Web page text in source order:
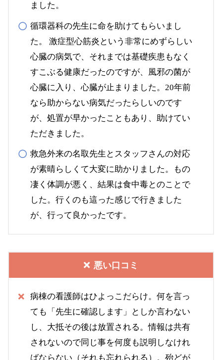
ました。
循環器科の先生に命を助けてもらいまし
た。 激症型心筋炎という非常にめずらしい
心臓の病気で、それまでは基礎疾患もなく
すこぶる健康だったのですが、風邪の菌が
心臓に入り、心臓が止まりました。20年前
なら助からない病気だったらしいのです
が、処置が早かったこともあり、助けてい
ただきました。
救急外来の名取先生とスタッフさんの対応
が素晴らしくて大変に助かりました。もの
凄く体調が悪く、結果は食中毒とのことで
した。行くのも這った感じで行きました
が、行って良かったです。
悪い口コミ
病棟の看護師はひよっこだらけ。何を言っ
ても「先生に確認します」としか言わない
し、大抵その後は放置される。情報は共有
されないので同じ事を何度も説明しなけれ
ばならない（それも忘れられる）。殆どが